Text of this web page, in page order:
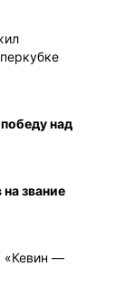
над
звание
«Кевин —